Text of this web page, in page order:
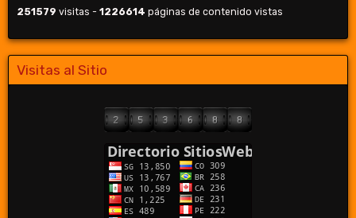
251579 visitas - 1226614 páginas de contenido vistas
Visitas al Sitio